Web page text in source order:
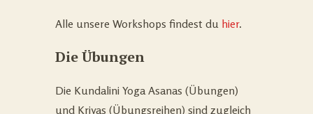
Alle unsere Workshops findest du hier.
Die Übungen
Die Kundalini Yoga Asanas (Übungen)
und Kriyas (Übungsreihen) sind zugleich